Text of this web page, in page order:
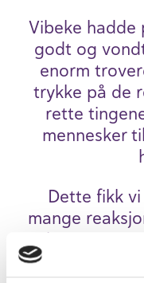
Vibeke hadde
godt og
enorm
trykke på de
rette
mennesker
Dette fikk
mange
sin bort­gang.
elsket av